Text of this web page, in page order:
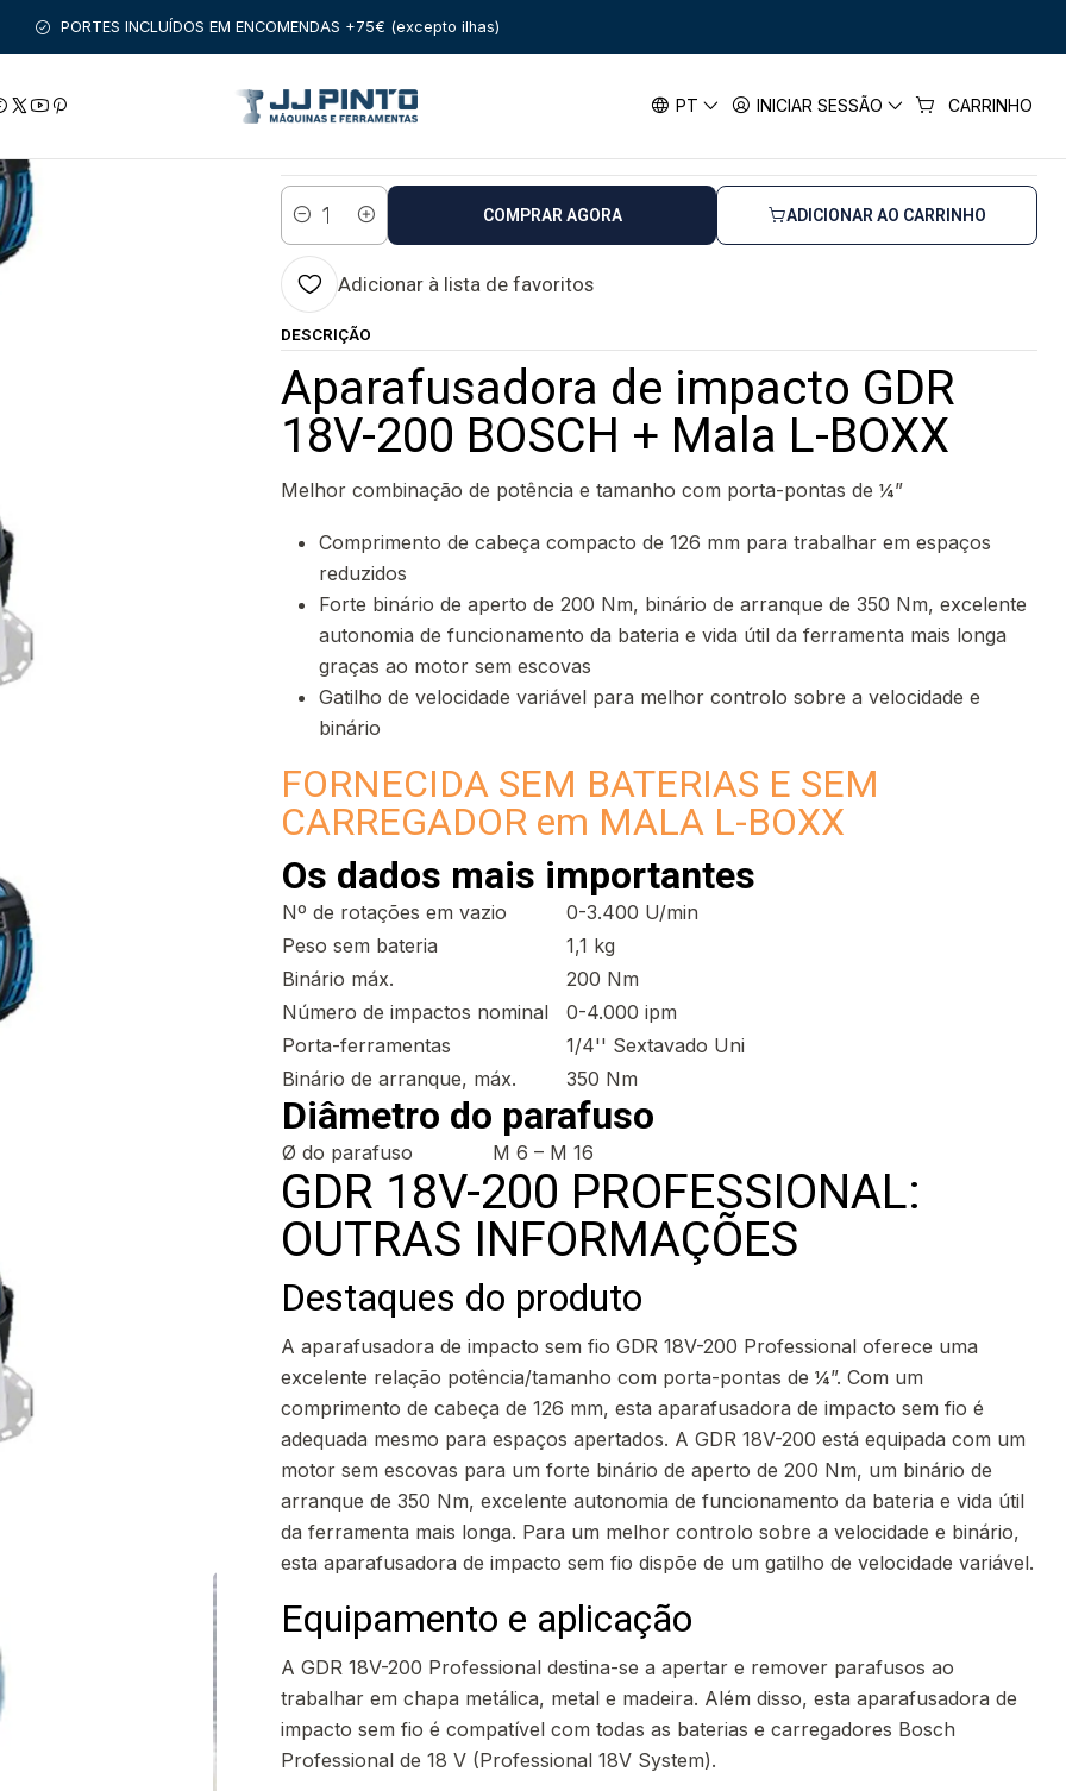
PT INICIAR SESSÃO CARRINHO
PORTES INCLUÍDOS EM ENCOMENDAS +75€ (excepto ilhas)
BOSCH PROFISSIONAL APARAFUSADORA DE IMPACTO Aparafusadora de impacto GDR 18V-200 BOSCH
Aparafusadora de impacto GDR 18V-200 BOSCH
Estado: Envio em 48 a 96 horas úteis
Quantidade
ADICIONAR AO CARRINHO
COMPRAR AGORA
Adicionar à lista de favoritos
DESCRIÇÃO
Aparafusadora de impacto GDR
18V-200 BOSCH + Mala L-BOXX
Melhor combinação de potência e tamanho com porta-pontas de ¼”
Comprimento de cabeça compacto de 126 mm para trabalhar em espaços
reduzidos
Forte binário de aperto de 200 Nm, binário de arranque de 350 Nm, excelente
autonomia de funcionamento da bateria e vida útil da ferramenta mais longa
graças ao motor sem escovas
Gatilho de velocidade variável para melhor controlo sobre a velocidade e
binário
FORNECIDA SEM BATERIAS E SEM
CARREGADOR em MALA L-BOXX
Os dados mais importantes
Nº de rotações em vazio
0-3.400 U/min
Peso sem bateria
1,1 kg
Binário máx.
200 Nm
Número de impactos nominal
0-4.000 ipm
Porta-ferramentas
1/4'' Sextavado Uni
Binário de arranque, máx.
350 Nm
Diâmetro do parafuso
Ø do parafuso M 6 – M 16
GDR 18V-200 PROFESSIONAL:
OUTRAS INFORMAÇÕES
Destaques do produto
A aparafusadora de impacto sem fio GDR 18V-200 Professional oferece uma
excelente relação potência/tamanho com porta-pontas de ¼”. Com um
comprimento de cabeça de 126 mm, esta aparafusadora de impacto sem fio é
adequada mesmo para espaços apertados. A GDR 18V-200 está equipada com um
motor sem escovas para um forte binário de aperto de 200 Nm, um binário de
arranque de 350 Nm, excelente autonomia de funcionamento da bateria e vida útil
da ferramenta mais longa. Para um melhor controlo sobre a velocidade e binário,
esta aparafusadora de impacto sem fio dispõe de um gatilho de velocidade variável.
Equipamento e aplicação
A GDR 18V-200 Professional destina-se a apertar e remover parafusos ao
trabalhar em chapa metálica, metal e madeira. Além disso, esta aparafusadora de
impacto sem fio é compatível com todas as baterias e carregadores Bosch
Professional de 18 V (Professional 18V System).